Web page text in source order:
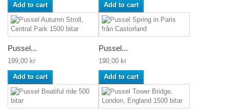
Add to cart Add to cart
Pussel...
199,00 kr
Add to cart
Pussel...
190,00 kr
Add to cart